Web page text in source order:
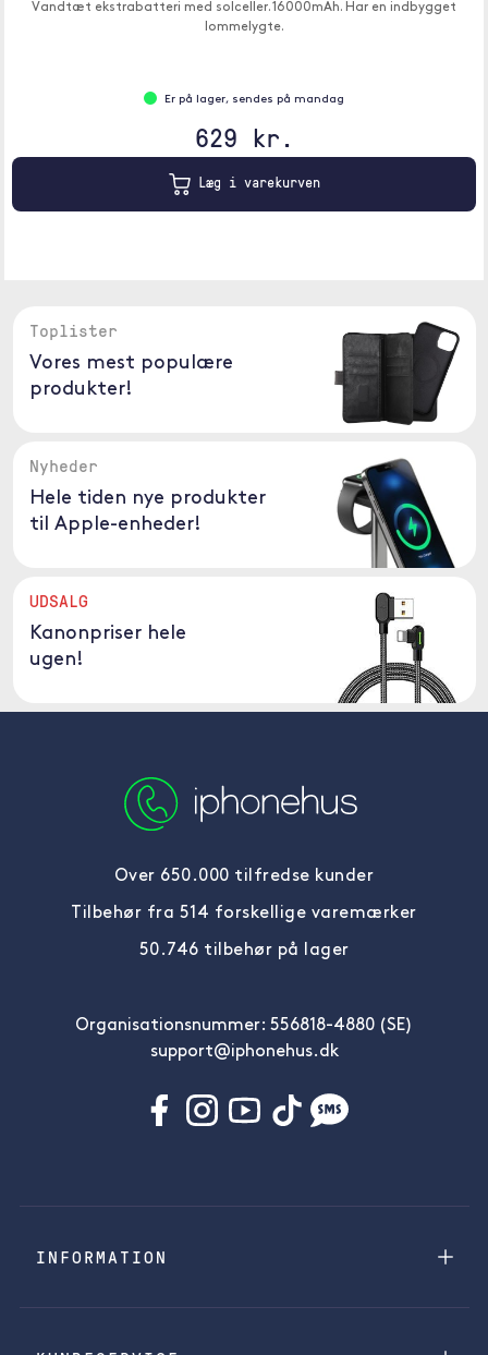
Vandtæt ekstrabatteri med solceller. 16000mAh. Har en indbygget
lommelygte.
Er på lager, sendes på mandag
629 kr.
Læg i varekurven
Toplister
Vores mest populære
produkter!
Nyheder
Hele tiden nye produkter
til Apple-enheder!
UDSALG
Kanonpriser hele
ugen!
Over 650.000 tilfredse kunder
Tilbehør fra 514 forskellige varemærker
50.746 tilbehør på lager
Organisationsnummer: 556818-4880 (SE)
support@iphonehus.dk
INFORMATION